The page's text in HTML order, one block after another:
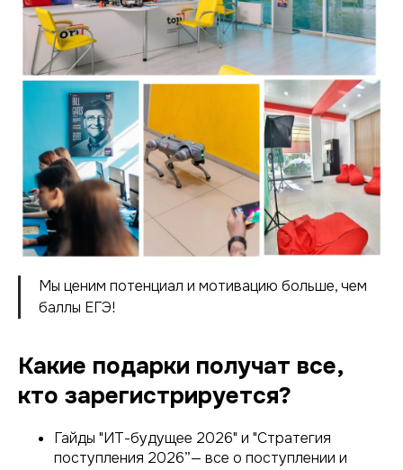
Мы ценим потенциал и мотивацию больше, чем
баллы ЕГЭ!
Какие подарки получат все,
кто зарегистрируется?
Гайды "ИТ-будущее 2026" и "Стратегия
поступления 2026”— все о поступлении и